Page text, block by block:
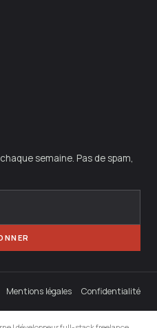
semaine. Pas de spam,
Mentions légales Confidentialité